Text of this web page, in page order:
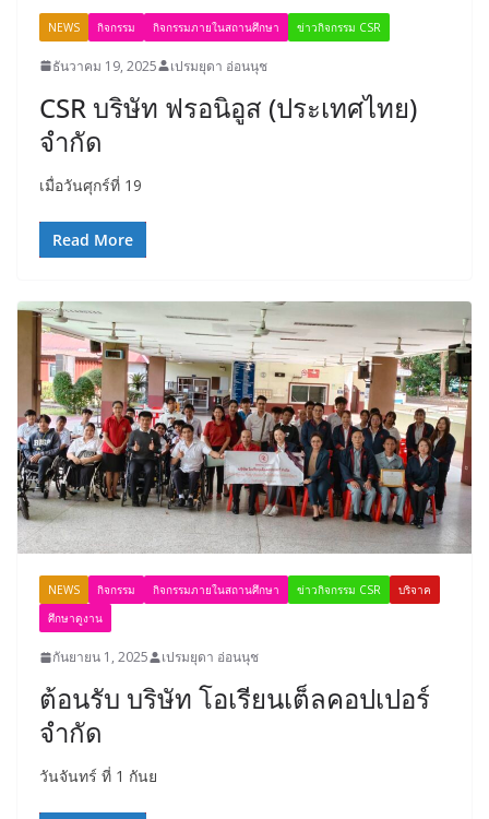
NEWS กิจกรรม กิจกรรมภายในสถานศึกษา ข่าวกิจกรรม CSR
ธันวาคม 19, 2025 เปรมยุดา อ่อนนุช
CSR บริษัท ฟรอนิอูส (ประเทศไทย)
จำกัด
เมื่อวันศุกร์ที่ 19
Read More
NEWS กิจกรรม กิจกรรมภายในสถานศึกษา ข่าวกิจกรรม CSR
บริจาค
ศึกษาดูงาน
กันยายน 1, 2025 เปรมยุดา อ่อนนุช
ต้อนรับ บริษัท โอเรียนเต็ลคอปเปอร์
จำกัด
วันจันทร์ ที่ 1 กันย